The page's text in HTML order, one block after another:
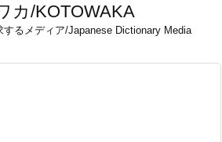
カ/KOTOWAKA
るメディア/Japanese Dictionary Media